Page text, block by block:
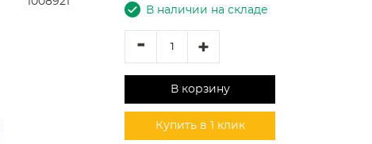
В наличии на складе
- +
В корзину
Купить в 1 клик